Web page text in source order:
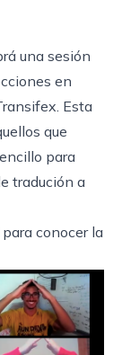
una sesión
en
. Esta
que
para
tradución a
conocer la